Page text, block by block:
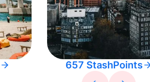
657 StashPoints